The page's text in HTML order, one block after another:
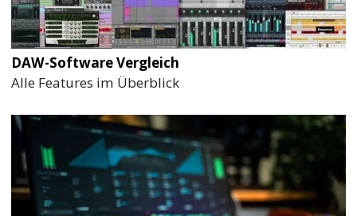
DAW-Software Vergleich
Alle Features im Überblick